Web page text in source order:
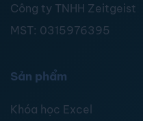
Công ty TNHH Zeitgeist
MST: 0315976395
Sản phẩm
Khóa học Excel